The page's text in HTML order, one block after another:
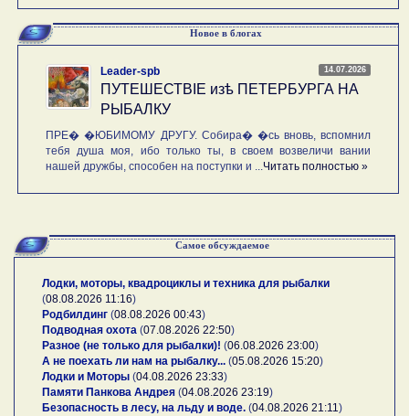
Новое в блогах
14.07.2026
Leader-spb
ПУТЕШЕСТВIE изѣ ПЕТЕРБУРГА НА
РЫБАЛКУ
ПРЕ� �ЮБИМОМУ ДРУГУ. Собира� �сь вновь, вспомнил
тебя душа моя, ибо только ты, в своем возвеличи вании
нашей дружбы, способен на поступки и ...Читать полностью »
Самое обсуждаемое
Лодки, моторы, квадроциклы и техника для рыбалки
(08.08.2026 11:16)
Родбилдинг (08.08.2026 00:43)
Подводная охота (07.08.2026 22:50)
Разное (не только для рыбалки)! (06.08.2026 23:00)
А не поехать ли нам на рыбалку... (05.08.2026 15:20)
Лодки и Моторы (04.08.2026 23:33)
Памяти Панкова Андрея (04.08.2026 23:19)
Безопасность в лесу, на льду и воде. (04.08.2026 21:11)